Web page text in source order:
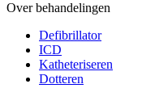
Over behandelingen
Defibrillator
ICD
Katheteriseren
Dotteren